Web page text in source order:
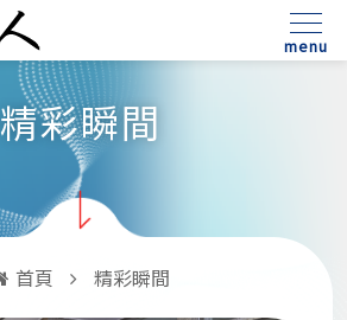
menu
精彩瞬間
首頁 精彩瞬間